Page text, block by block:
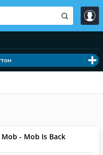
- Mob Is Back